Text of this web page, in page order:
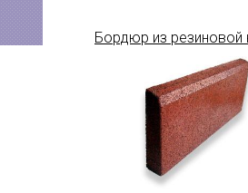
Бордюр из резиновой